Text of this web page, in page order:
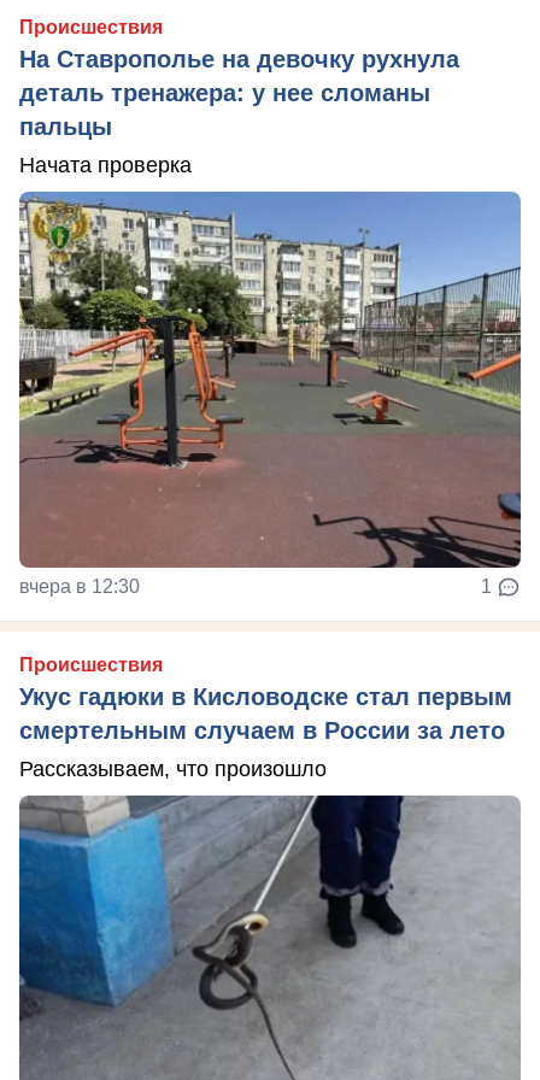
Происшествия
На Ставрополье на девочку рухнула
деталь тренажера: у нее сломаны
пальцы
Начата проверка
вчера в 12:30 1
Происшествия
Укус гадюки в Кисловодске стал первым
смертельным случаем в России за лето
Рассказываем, что произошло